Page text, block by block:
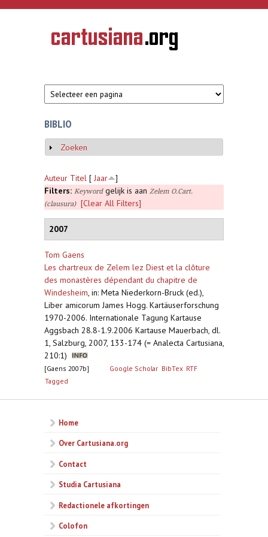
Overslaan en naar de inhoud gaan
CARTUSIANA
Geschiedenis
van de
BIBLIO
Weergeven
Zoeken
Auteur Titel [ Jaar
]
Filters: Keywordgelijk is aan Zelem O.Cart.
(clausura)
[Clear All Filters]
2007
Tom Gaens
Les chartreux de Zelem lez Diest et la clôture
des monastères dépendant du chapitre de
Windesheim, in: Meta Niederkorn-Bruck (ed.),
Liber amicorum James Hogg. Kartäuserforschung
1970-2006. Internationale Tagung Kartause
Aggsbach 28.8-1.9.2006 Kartause Mauerbach, dl.
1, Salzburg, 2007, 133-174 (= Analecta Cartusiana,
210:1)
[Gaens 2007b] Google Scholar BibTex RTF
Tagged
Home
Over Cartusiana.org
Contact
Studia Cartusiana
Redactionele afkortingen
Colofon